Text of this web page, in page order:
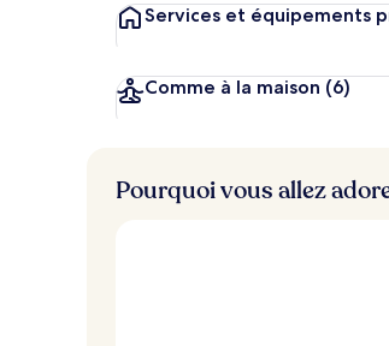
Services et équipements
Comme à la maison (6)
Pourquoi vous allez